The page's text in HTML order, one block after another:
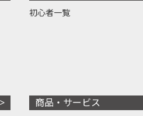
初心者一覧
商品・サービス